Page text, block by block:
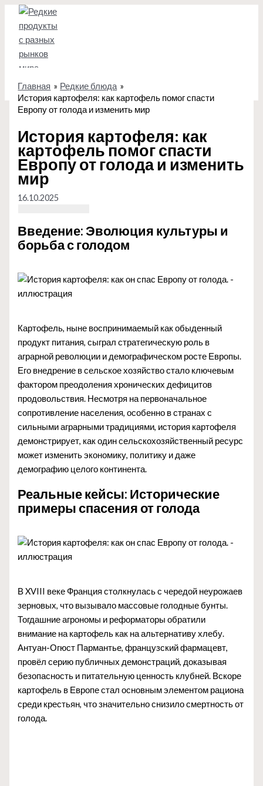
Перейти
содержимому
Главная
Редкие блюда
История картофеля: как картофель помог спасти
Европу от голода и изменить мир
История картофеля: как
картофель помог спасти
Европу от голода и изменить
мир
16.10.2025
Введение: Эволюция культуры и
борьба с голодом
Картофель, ныне воспринимаемый как обыденный
продукт питания, сыграл стратегическую роль в
аграрной революции и демографическом росте Европы.
Его внедрение в сельское хозяйство стало ключевым
фактором преодоления хронических дефицитов
продовольствия. Несмотря на первоначальное
сопротивление населения, особенно в странах с
сильными аграрными традициями, история картофеля
демонстрирует, как один сельскохозяйственный ресурс
может изменить экономику, политику и даже
демографию целого континента.
Реальные кейсы: Исторические
примеры спасения от голода
В XVIII веке Франция столкнулась с чередой неурожаев
зерновых, что вызывало массовые голодные бунты.
Тогдашние агрономы и реформаторы обратили
внимание на картофель как на альтернативу хлебу.
Антуан-Огюст Пармантье, французский фармацевт,
провёл серию публичных демонстраций, доказывая
безопасность и питательную ценность клубней. Вскоре
картофель в Европе стал основным элементом рациона
среди крестьян, что значительно снизило смертность от
голода.